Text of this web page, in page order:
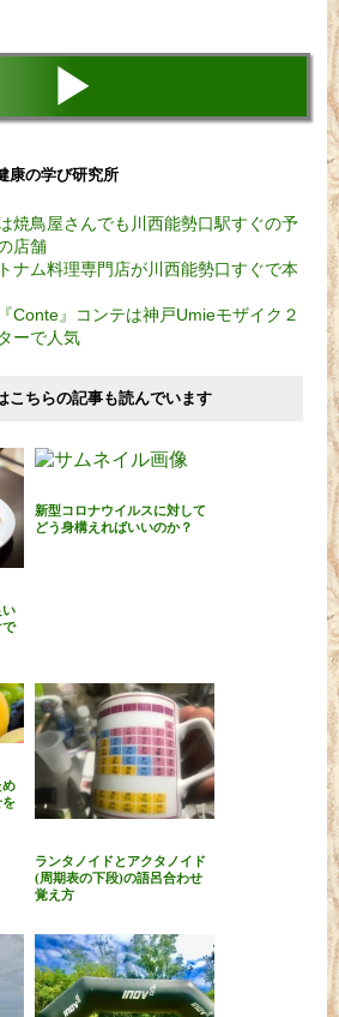
▶
康の学び研究所
焼鳥屋さんでも川西能勢口駅すぐの予
店舗
ナム料理専門店が川西能勢口すぐで本
Conte』コンテは神戸Umieモザイク２
ーで人気
こちらの記事も読んでいます
い
で
新型コロナウイルスに対して
どう身構えればいいのか？
め
を
ランタノイドとアクタノイド
(周期表の下段)の語呂合わせ
覚え方